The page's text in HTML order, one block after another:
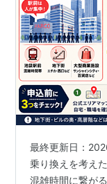
最終更新日：
乗り換えを考え
混雑時間に繋が